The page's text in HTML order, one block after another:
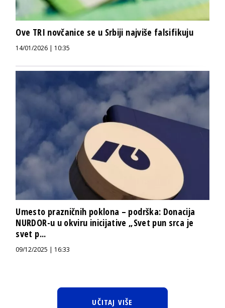
Ove TRI novčanice se u Srbiji najviše falsifikuju
14/01/2026 | 10:35
Umesto prazničnih poklona – podrška: Donacija
NURDOR-u u okviru inicijative „Svet pun srca je
svet p...
09/12/2025 | 16:33
UČITAJ VIŠE